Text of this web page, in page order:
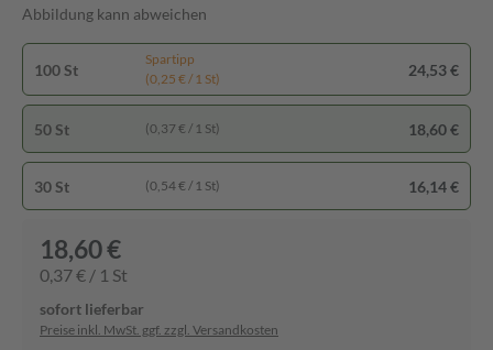
Abbildung kann abweichen
100 St
Spartipp
(0,25 € / 1 St)
24,53 €
50 St (0,37 € / 1 St) 18,60 €
30 St (0,54 € / 1 St) 16,14 €
18,60 €
0,37 € / 1 St
sofort lieferbar
Preise inkl. MwSt. ggf. zzgl. Versandkosten